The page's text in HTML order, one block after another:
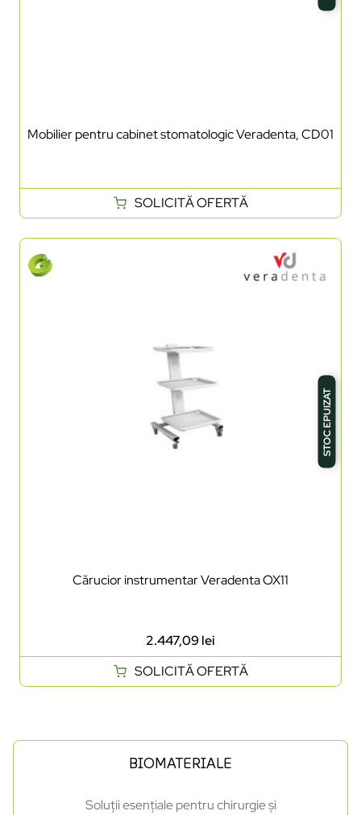
Mobilier pentru cabinet stomatologic Veradenta, CD01
SOLICITĂ OFERTĂ
STOC EPUIZAT
Cărucior instrumentar Veradenta OX11
2.447,09lei
SOLICITĂ OFERTĂ
BIOMATERIALE
Soluții esențiale pentru chirurgie și